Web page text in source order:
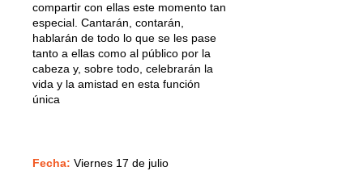
compartir con ellas este momento tan
especial. Cantarán, contarán,
hablarán de todo lo que se les pase
tanto a ellas como al público por la
cabeza y, sobre todo, celebrarán la
vida y la amistad en esta función
única
Fecha: Viernes 17 de julio